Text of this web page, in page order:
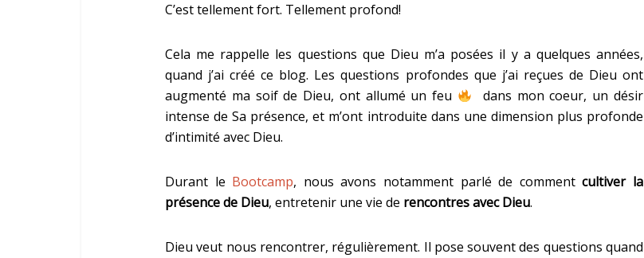
C’est tellement fort. Tellement profond!
Cela me rappelle les questions que Dieu m’a posées il y a quelques années,
quand j’ai créé ce blog. Les questions profondes que j’ai reçues de Dieu ont
augmenté ma soif de Dieu, ont allumé un feu
dans mon coeur, un désir
intense de Sa présence, et m’ont introduite dans une dimension plus profonde
d’intimité avec Dieu.
Durant le Bootcamp, nous avons notamment parlé de commentcultiver la
présence de Dieu, entretenir une vie de rencontres avec Dieu.
Dieu veut nous rencontrer, régulièrement. Il pose souvent des questions quand